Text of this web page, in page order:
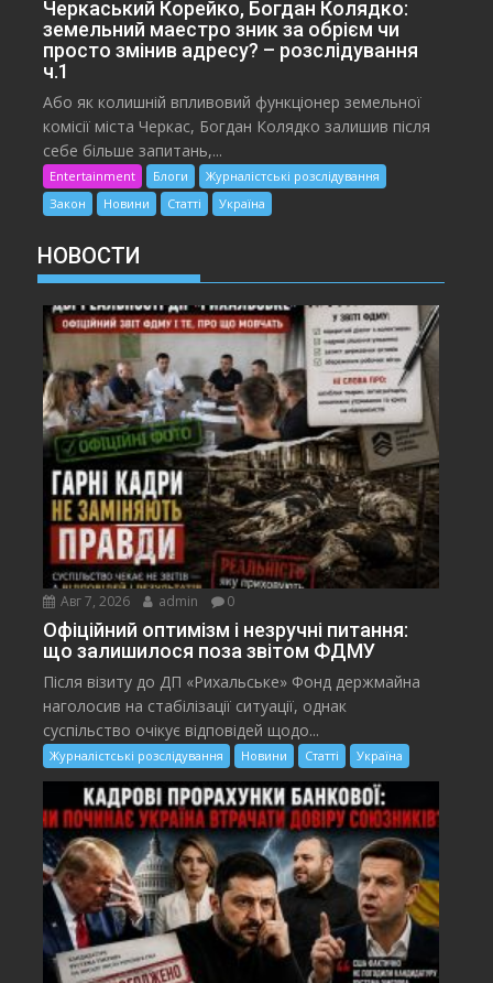
Черкаський Корейко, Богдан Колядко:
земельний маестро зник за обрієм чи
просто змінив адресу? – розслідування
ч.1
Або як колишній впливовий функціонер земельної
комісії міста Черкас, Богдан Колядко залишив після
себе більше запитань,...
Entertainment Блоги
Журналістські розслідування
Закон
Новини Статті Україна
НОВОСТИ
Авг 7, 2026 admin 0
Офіційний оптимізм і незручні питання:
що залишилося поза звітом ФДМУ
Після візиту до ДП «Рихальське» Фонд держмайна
наголосив на стабілізації ситуації, однак
суспільство очікує відповідей щодо...
Журналістські розслідування Новини Статті Україна